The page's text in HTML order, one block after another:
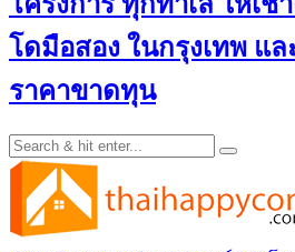
โดมือสอง ในกรุงเทพ แล
ราคาขาดทุน